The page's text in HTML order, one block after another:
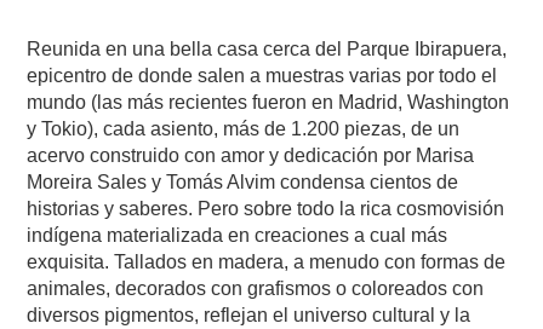
Reunida en una bella casa cerca del Parque Ibirapuera,
epicentro de donde salen a muestras varias por todo el
mundo (las más recientes fueron en Madrid, Washington
y Tokio), cada asiento, más de 1.200 piezas, de un
acervo construido con amor y dedicación por Marisa
Moreira Sales y Tomás Alvim condensa cientos de
historias y saberes. Pero sobre todo la rica cosmovisión
indígena materializada en creaciones a cual más
exquisita. Tallados en madera, a menudo con formas de
animales, decorados con grafismos o coloreados con
diversos pigmentos, reflejan el universo cultural y la